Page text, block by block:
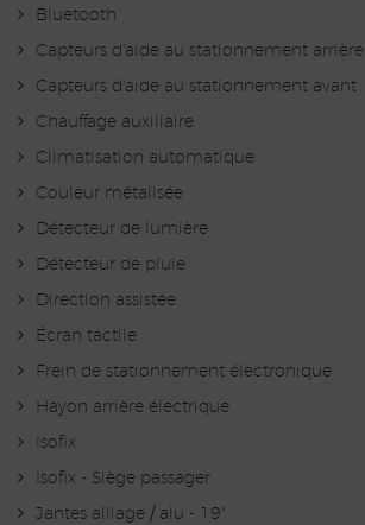
Bluetooth
Capteurs d'aide au stationnement arrière
Capteurs d'aide au stationnement avant
Chauffage auxiliaire
Climatisation automatique
Couleur métalisée
Détecteur de lumière
Détecteur de pluie
Direction assistée
Écran tactile
Frein de stationnement électronique
Hayon arrière électrique
Isofix
Isofix - Siège passager
Jantes alliage / alu - 19"